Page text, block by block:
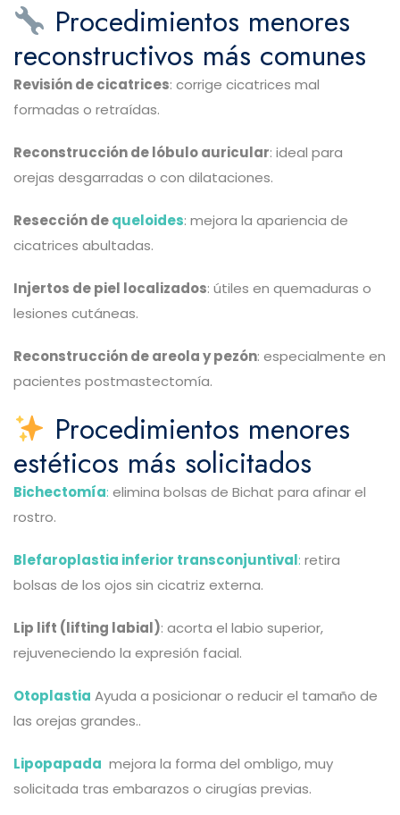
Procedimientos menores
reconstructivos más comunes
Revisión de cicatrices: corrige cicatrices mal
formadas o retraídas.
Reconstrucción de lóbulo auricular: ideal para
orejas desgarradas o con dilataciones.
Resección dequeloides: mejora la apariencia de
cicatrices abultadas.
Injertos de piel localizados: útiles en quemaduras o
lesiones cutáneas.
Reconstrucción de areola y pezón: especialmente en
pacientes postmastectomía.
Procedimientos menores
estéticos más solicitados
Bichectomía: elimina bolsas de Bichat para afinar el
rostro.
Blefaroplastia inferior transconjuntival: retira
bolsas de los ojos sin cicatriz externa.
Lip lift (lifting labial): acorta el labio superior,
rejuveneciendo la expresión facial.
Otoplastia Ayuda a posicionar o reducir el tamaño de
las orejas grandes..
Lipopapada mejora la forma del ombligo, muy
solicitada tras embarazos o cirugías previas.